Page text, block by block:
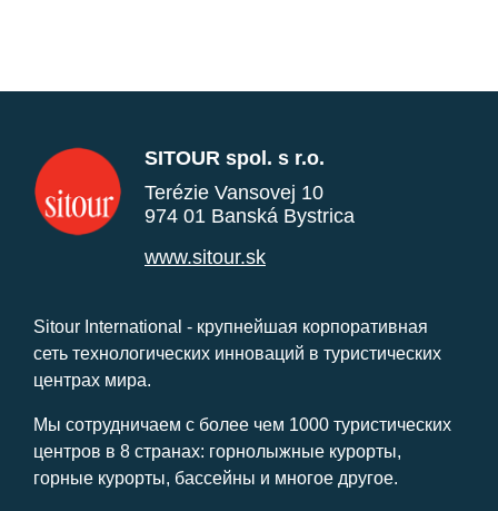
SITOUR spol. s r.o.
Terézie Vansovej 10
974 01 Banská Bystrica
www.sitour.sk
Sitour International - крупнейшая корпоративная
сеть технологических инноваций в туристических
центрах мира.
Мы сотрудничаем с более чем 1000 туристических
центров в 8 странах: горнолыжные курорты,
горные курорты, бассейны и многое другое.